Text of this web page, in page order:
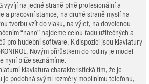
vyvíjí na jedné straně plně profesionální a
a pracovní stanice, na druhé straně myslí na
tvorbu vzít do vlaku, na výlet, na dovolenou
“nano” najdeme celou řadu užitečných a
pro hudební software. K dispozici jsou klaviatury
Novým přírůstkem do rodiny je model
nyní blíže seznámíme.
klaviatura charakteristická tím, že je
je podobná svými rozměry mobilnímu telefonu,